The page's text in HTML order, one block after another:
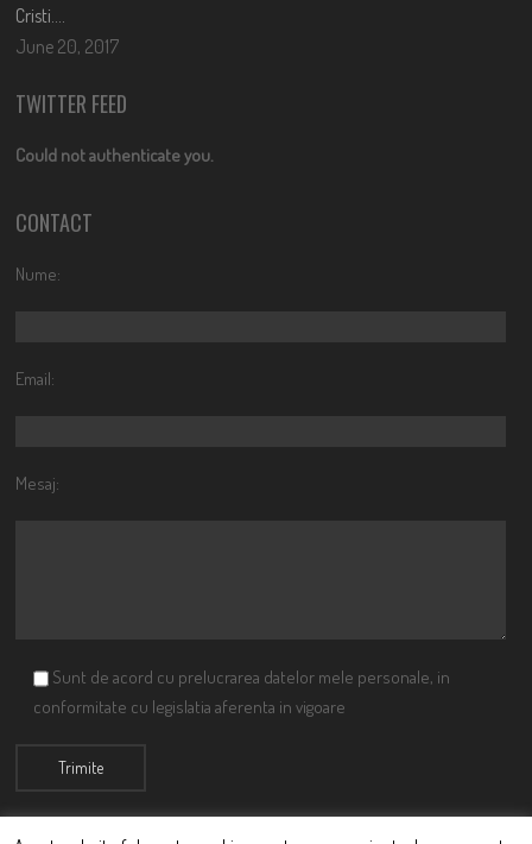
Cristi….
June 20, 2017
TWITTER FEED
Could not authenticate you.
CONTACT
Nume:
Email:
Mesaj:
Sunt de acord cu prelucrarea datelor mele personale, in
conformitate cu legislatia aferenta in vigoare